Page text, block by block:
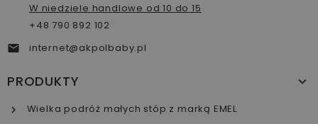
W niedziele handlowe od 10 do 15
+48 790 892 102
 internet@akpolbaby.pl
PRODUKTY
Wielka podróż małych stóp z marką EMEL